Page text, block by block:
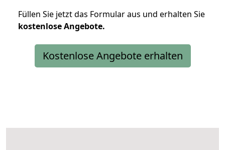
Füllen Sie jetzt das Formular aus und erhalten Sie
kostenloseAngebote.
Kostenlose Angebote erhalten